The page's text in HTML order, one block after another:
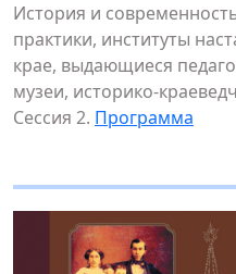
История и
практики, институты
крае, выдающиеся
музеи, историко-
Сессия 2. Программа